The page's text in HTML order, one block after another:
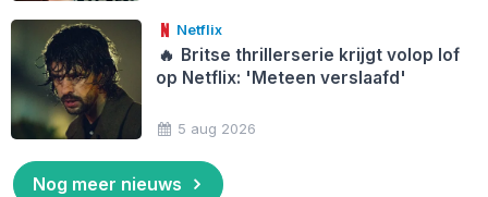
Netflix
🔥 Britse thrillerserie krijgt volop lof
op Netflix: 'Meteen verslaafd'
5 aug 2026
Nog meer nieuws